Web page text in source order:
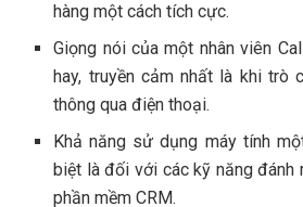
hàng một cách tích cực.
Giọng nói của một nhân viên
hay, truyền cảm nhất là khi trò
thông qua điện thoại.
Khả năng sử dụng máy tính
biệt là đối với các kỹ năng đánh
phần mềm CRM.